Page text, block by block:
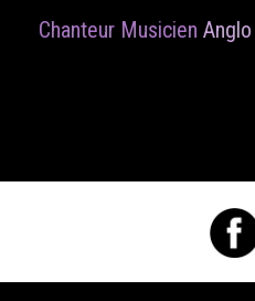
Chanteur Musicien